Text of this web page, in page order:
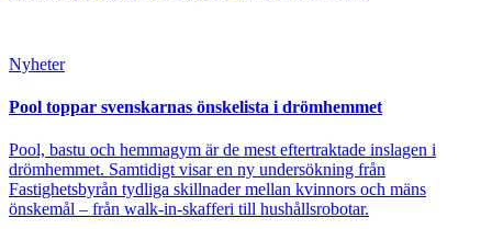
Nyheter
Pool toppar svenskarnas önskelista i drömhemmet
Pool, bastu och hemmagym är de mest eftertraktade inslagen i
drömhemmet. Samtidigt visar en ny undersökning från
Fastighetsbyrån tydliga skillnader mellan kvinnors och mäns
önskemål – från walk-in-skafferi till hushållsrobotar.